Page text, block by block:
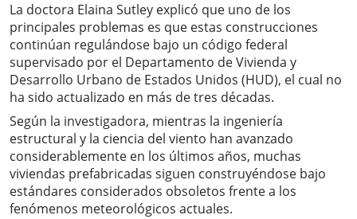
La doctora Elaina Sutley explicó que uno de los
principales problemas es que estas construcciones
continúan regulándose bajo un código federal
supervisado por el Departamento de Vivienda y
Desarrollo Urbano de Estados Unidos (HUD), el cual no
ha sido actualizado en más de tres décadas.
Según la investigadora, mientras la ingeniería
estructural y la ciencia del viento han avanzado
considerablemente en los últimos años, muchas
viviendas prefabricadas siguen construyéndose bajo
estándares considerados obsoletos frente a los
fenómenos meteorológicos actuales.